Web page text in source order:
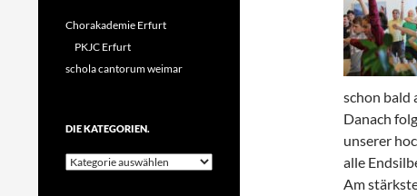
schon bald
Danach
unserer
alle
Am
Chorakademie Erfurt
PKJC Erfurt
schola cantorum weimar
DIE KATEGORIEN.
Die